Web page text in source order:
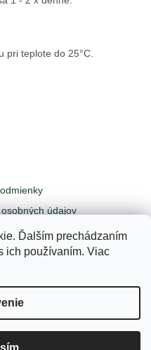
Ďalším prechádzaním
ich používaním. Viac
pri teplote do 25°C.
údajov
tu
Kontakty